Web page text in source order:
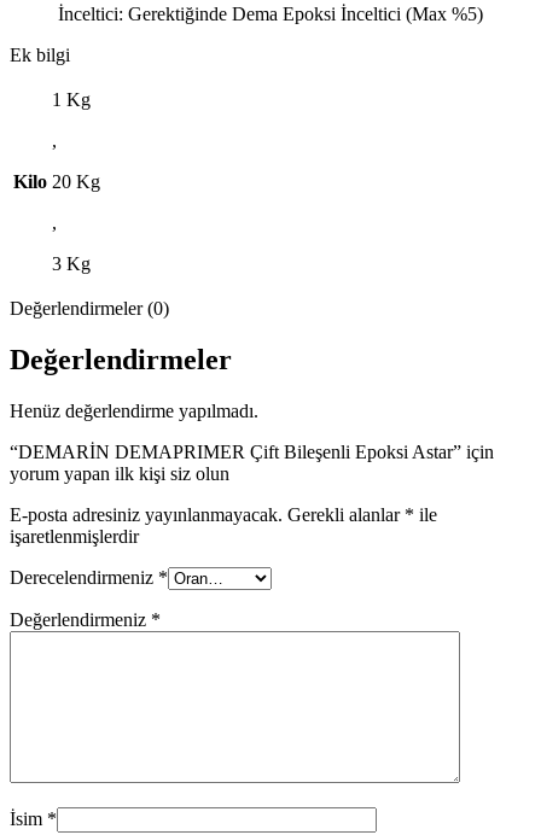
İnceltici: Gerektiğinde Dema Epoksi İnceltici (Max %5)
Ek bilgi
Kilo
1 Kg
,
20 Kg
,
3 Kg
Değerlendirmeler (0)
Değerlendirmeler
Henüz değerlendirme yapılmadı.
“DEMARİN DEMAPRIMER Çift Bileşenli Epoksi Astar” için
yorum yapan ilk kişi siz olun
E-posta adresiniz yayınlanmayacak. Gerekli alanlar * ile
işaretlenmişlerdir
Derecelendirmeniz *
Değerlendirmeniz *
İsim *